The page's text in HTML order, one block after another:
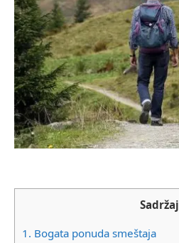
Sadržaj
1. Bogata ponuda smeštaja